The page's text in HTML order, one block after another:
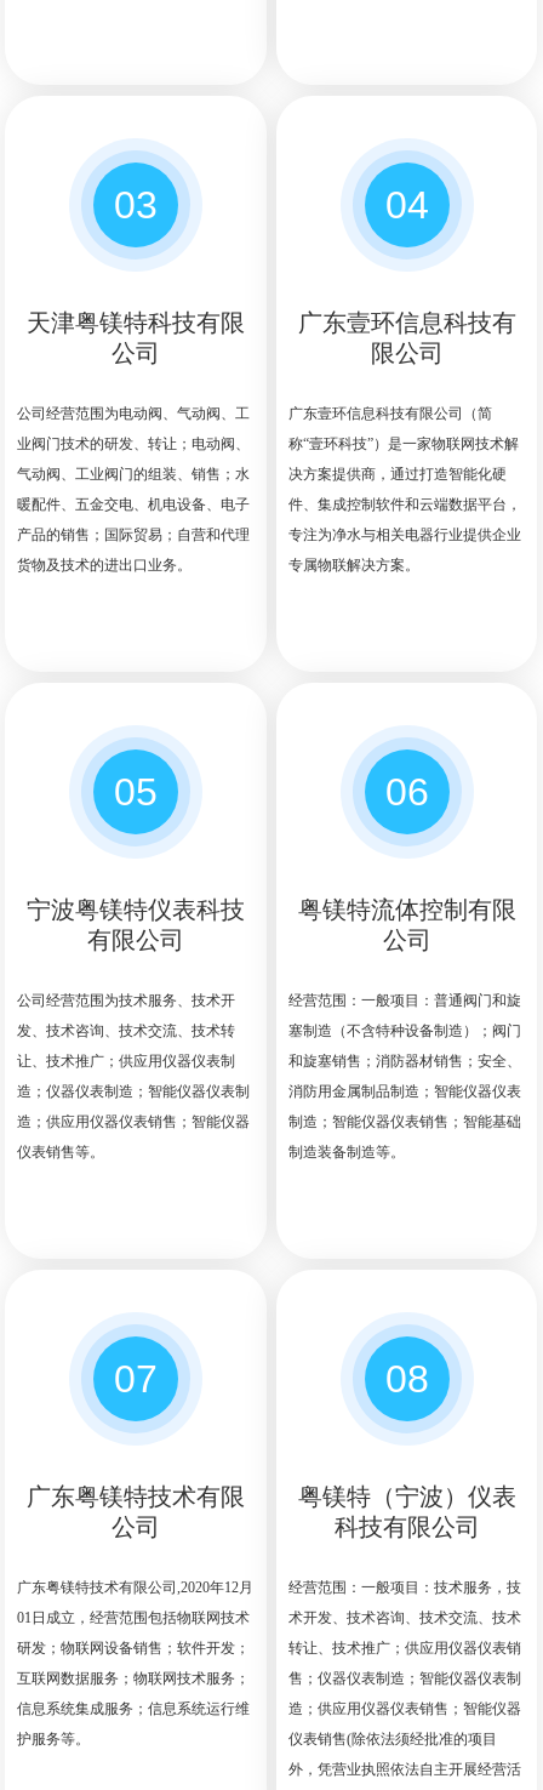
03
天津粤镁特科技有限
公司
公司经营范围为电动阀、气动阀、工
业阀门技术的研发、转让；电动阀、
气动阀、工业阀门的组装、销售；水
暖配件、五金交电、机电设备、电子
产品的销售；国际贸易；自营和代理
货物及技术的进出口业务。
04
广东壹环信息科技有
限公司
广东壹环信息科技有限公司（简
称“壹环科技”）是一家物联网技术解
决方案提供商，通过打造智能化硬
件、集成控制软件和云端数据平台，
专注为净水与相关电器行业提供企业
专属物联解决方案。
05
宁波粤镁特仪表科技
有限公司
公司经营范围为技术服务、技术开
发、技术咨询、技术交流、技术转
让、技术推广；供应用仪器仪表制
造；仪器仪表制造；智能仪器仪表制
造；供应用仪器仪表销售；智能仪器
仪表销售等。
06
粤镁特流体控制有限
公司
经营范围：一般项目：普通阀门和旋
塞制造（不含特种设备制造）；阀门
和旋塞销售；消防器材销售；安全、
消防用金属制品制造；智能仪器仪表
制造；智能仪器仪表销售；智能基础
制造装备制造等。
07
广东粤镁特技术有限
公司
广东粤镁特技术有限公司,2020年12月
01日成立，经营范围包括物联网技术
研发；物联网设备销售；软件开发；
互联网数据服务；物联网技术服务；
信息系统集成服务；信息系统运行维
护服务等。
08
粤镁特（宁波）仪表
科技有限公司
经营范围：一般项目：技术服务，技
术开发、技术咨询、技术交流、技术
转让、技术推广；供应用仪器仪表销
售；仪器仪表制造；智能仪器仪表制
造；供应用仪器仪表销售；智能仪器
仪表销售(除依法须经批准的项目
外，凭营业执照依法自主开展经营活